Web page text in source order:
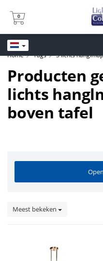
0
0
Home Tags 3 lichts
Producten
lichts
boven tafel
Meest bekeken